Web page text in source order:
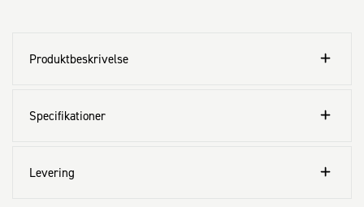
Produktbeskrivelse
Specifikationer
Levering